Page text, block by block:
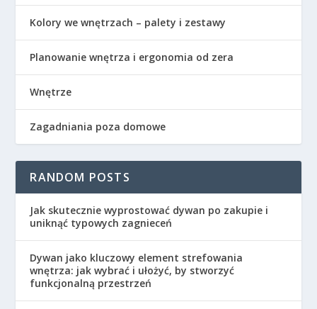
Kolory we wnętrzach – palety i zestawy
Planowanie wnętrza i ergonomia od zera
Wnętrze
Zagadniania poza domowe
RANDOM POSTS
Jak skutecznie wyprostować dywan po zakupie i
uniknąć typowych zagnieceń
Dywan jako kluczowy element strefowania
wnętrza: jak wybrać i ułożyć, by stworzyć
funkcjonalną przestrzeń